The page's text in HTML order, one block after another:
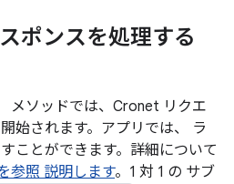
ポンスを処理する
メソッドでは、Cronet リクエ
始されます。アプリでは、 ラ
ことができます。詳細について
参照 説明します。1 対 1 の サブ